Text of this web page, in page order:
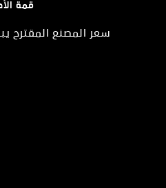
قمة
سعر المصنع المقترح